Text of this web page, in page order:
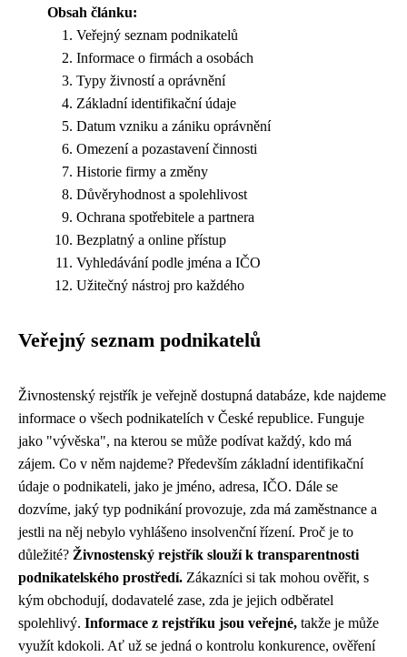
Obsah článku:
Veřejný seznam podnikatelů
Informace o firmách a osobách
Typy živností a oprávnění
Základní identifikační údaje
Datum vzniku a zániku oprávnění
Omezení a pozastavení činnosti
Historie firmy a změny
Důvěryhodnost a spolehlivost
Ochrana spotřebitele a partnera
Bezplatný a online přístup
Vyhledávání podle jména a IČO
Užitečný nástroj pro každého
Veřejný seznam podnikatelů
Živnostenský rejstřík je veřejně dostupná databáze, kde najdeme
informace o všech podnikatelích v České republice. Funguje
jako "vývěska", na kterou se může podívat každý, kdo má
zájem. Co v něm najdeme? Především základní identifikační
údaje o podnikateli, jako je jméno, adresa, IČO. Dále se
dozvíme, jaký typ podnikání provozuje, zda má zaměstnance a
jestli na něj nebylo vyhlášeno insolvenční řízení. Proč je to
důležité? Živnostenský rejstřík slouží k transparentnosti
podnikatelského prostředí. Zákazníci si tak mohou ověřit, s
kým obchodují, dodavatelé zase, zda je jejich odběratel
spolehlivý. Informace z rejstříku jsou veřejné, takže je může
využít kdokoli. Ať už se jedná o kontrolu konkurence, ověření